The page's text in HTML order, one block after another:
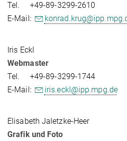
Tel. +49-89-3299-2610
E-Mail:
Iris Eckl
Webmaster
Tel. +49-89-3299-1744
E-Mail:
iris.eckl@ipp.mpg.de
Elisabeth Jaletzke-Heer
Grafik und Foto